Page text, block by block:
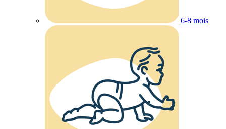
6-8 mois